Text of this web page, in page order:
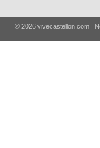
© 2026 vivecastellon.com |